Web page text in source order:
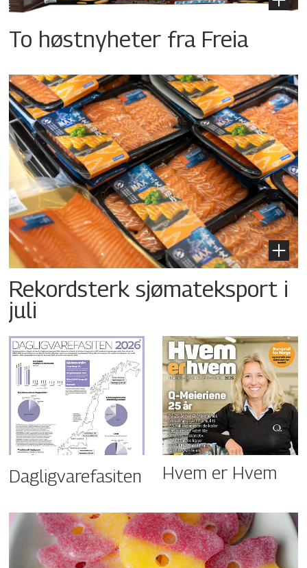
To høstnyheter fra Freia
Rekordsterk sjømateksport i
juli
Dagligvarefasiten Hvem er Hvem